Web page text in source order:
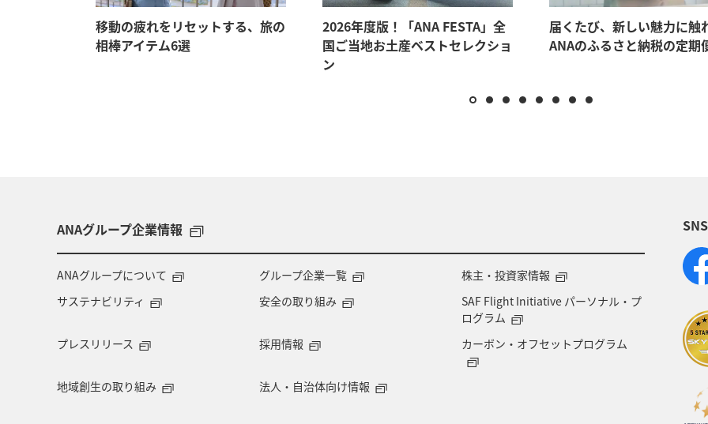
移動の疲れをリセットする、旅の
相棒アイテム6選
2026年度版！「ANA FESTA」全
国ご当地お土産ベストセレクショ
ン
届くたび、新しい魅力に触
ANAのふるさと納税の定期
ANAグループ企業情報
ANAグループについて グループ企業一覧
株主・投資家情報
サステナビリティ
安全の取り組み
SAF Flight Initiative パーソナル・プ
ログラム
プレスリリース
採用情報 カーボン・オフセットプログラム
地域創生の取り組み 法人・自治体向け情報